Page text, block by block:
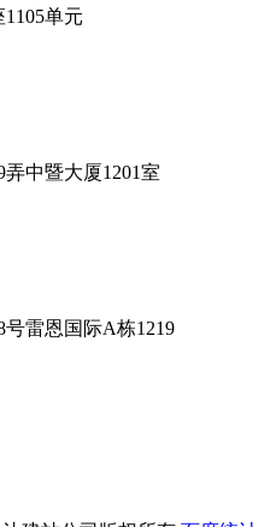
单元
中暨大厦1201室
雷恩国际A栋1219